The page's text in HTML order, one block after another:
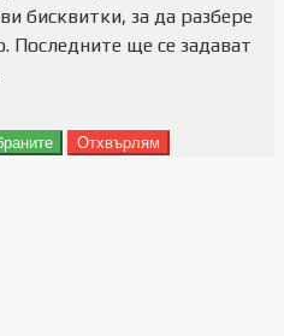
бисквитки, за да разбере
Последните ще се задават
Отхвърлям